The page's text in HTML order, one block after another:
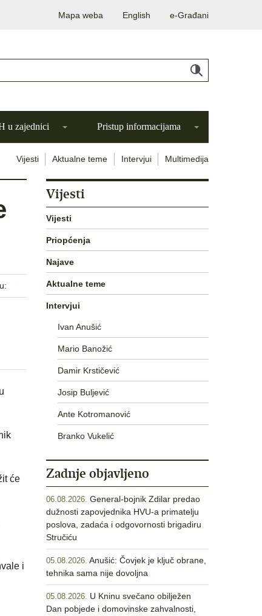
Mapa weba English e-Građani
u zajednici Pristup informacijama
Vijesti Aktualne teme Intervjui Multimedija
će
i
Vijesti
Vijesti
Priopćenja
Najave
Aktualne teme
Intervjui
Ivan Anušić
Mario Banožić
Damir Krstičević
Josip Buljević
Ante Kotromanović
Branko Vukelić
Zadnje objavljeno
06.08.2026. General-bojnik Zdilar predao
dužnosti zapovjednika HVU-a primatelju
poslova, zadaća i odgovornosti brigadiru
Stručiću
05.08.2026. Anušić: Čovjek je ključ obrane,
tehnika sama nije dovoljna
05.08.2026. U Kninu svečano obilježen
Dan pobjede i domovinske zahvalnosti,